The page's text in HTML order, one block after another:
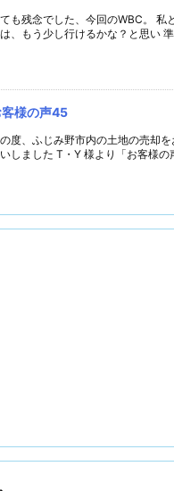
も残念でした、今回のWBC。 私
、もう少し行けるかな？と思い
客様の声45
度、ふじみ野市内の土地の売却を
しました T・Y 様より「お客様の